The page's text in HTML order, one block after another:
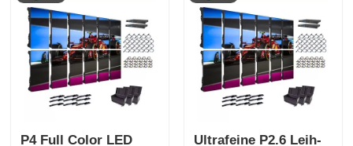
P4 Full Color LED
Ultrafeine P2.6 Leih-